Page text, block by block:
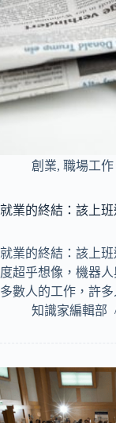
創業, 職場工作
就業的終結：該上班
就業的終結：該上
度超乎想像，機器
多數人的工作，許
知識家編輯部